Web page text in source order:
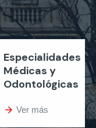
Especialidades
Médicas y
Odontológicas
arrow_forward Ver más